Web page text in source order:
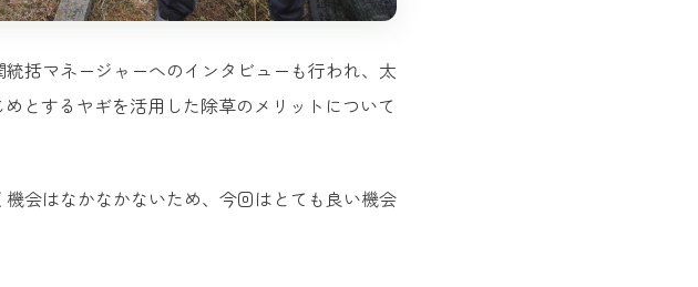
括マネージャーへのインタビューも行われ、太
とするヤギを活用した除草のメリットについて
会はなかなかないため、今回はとても良い機会